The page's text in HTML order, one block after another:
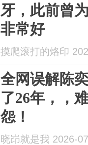
牙，此前曾
非常好
摸爬滚打的烙印
全网误解陈
了26年，，
怨！
晓岇就是我 2026-